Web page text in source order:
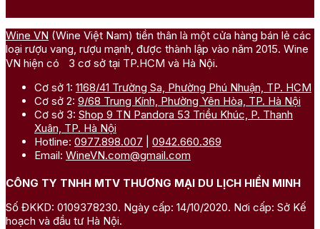
Wine VN (Wine Việt Nam) tiền thân là một cửa hàng bán lẻ các
loại rượu vang, rượu mạnh, được thành lập vào năm 2015. Wine
VN hiện có 3 cơ sở tại TP.HCM và Hà Nội.
Cơ sở 1: 1168/41 Trường Sa, Phường Phú Nhuận, TP. HCM
Cơ sở 2: 9/68 Trung Kính, Phường Yên Hòa, TP. Hà Nội
Cơ sở 3: Shop 9 TN Pandora 53 Triều Khúc, P. Thanh
Xuân, TP. Hà Nội
Hotline: 0977.898.007
0942.660.369
Email: WineVN.com@gmail.com
CÔNG TY TNHH MTV THƯƠNG MẠI DU LỊCH HIỀN MINH
Số ĐKKD: 0109378230. Ngày cấp: 14/10/2020. Nơi cấp: Sở Kế
hoạch và đầu tư Hà Nội.